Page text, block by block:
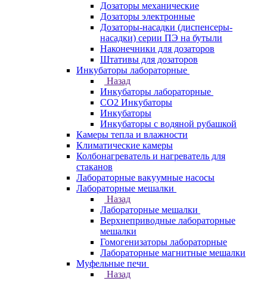
Дозаторы механические
Дозаторы электронные
Дозаторы-насадки (диспенсеры-
насадки) серии ПЭ на бутыли
Наконечники для дозаторов
Штативы для дозаторов
Инкубаторы лабораторные
Назад
Инкубаторы лабораторные
CO2 Инкубаторы
Инкубаторы
Инкубаторы с водяной рубашкой
Камеры тепла и влажности
Климатические камеры
Колбонагреватель и нагреватель для
стаканов
Лабораторные вакуумные насосы
Лабораторные мешалки
Назад
Лабораторные мешалки
Верхнеприводные лабораторные
мешалки
Гомогенизаторы лабораторные
Лабораторные магнитные мешалки
Муфельные печи
Назад